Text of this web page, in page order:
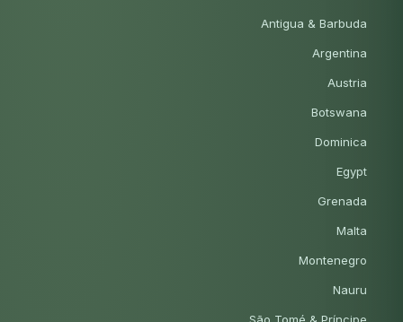
Antigua & Barbuda
Argentina
Austria
Botswana
Dominica
Egypt
Grenada
Malta
Montenegro
Nauru